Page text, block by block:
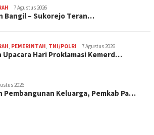
7 Agustus 2026
Bangil – Sukorejo Teran…
, PEMERINTAH, TNI/POLRI 7 Agustus 2026
Upacara Hari Proklamasi Kemerd…
2026
Pembangunan Keluarga, Pemkab Pa…